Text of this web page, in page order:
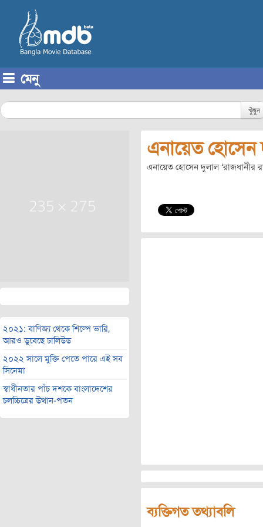
মেনু
খুঁজুন
২০২১: বাণিজ্য থেকে শিল্পে ভারি,
আরও ডুবেছে ঢালিউড
২০২২ সালে মুক্তি পেতে পারে এই সব
সিনেমা
স্বাধীনতার পাঁচ দশকে বাংলাদেশের
চলচ্চিত্রের উত্থান-পতন
এনায়েত হোসেন
এনায়েত হোসেন দুলাল ‘রাজধানীর
ব্যক্তিগত তথ্যাবলি